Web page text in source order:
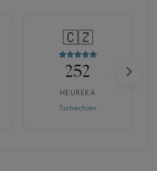
🇨🇿
252
HEUREKA
Tschechien